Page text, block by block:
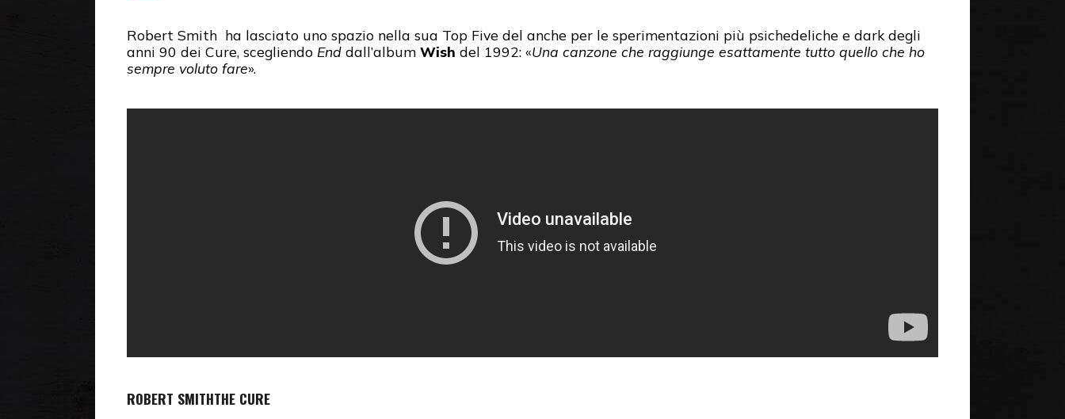
Robert Smith ha lasciato uno spazio nella sua Top Five del anche per le sperimentazioni più psichedeliche e dark degli
anni 90 dei Cure, scegliendo End dall’album Wish del 1992: «Una canzone che raggiunge esattamente tutto quello che ho
sempre voluto fare».
ROBERT SMITHTHE CURE